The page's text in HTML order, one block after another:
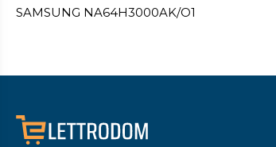
SAMSUNG NA64H3000AK/O1